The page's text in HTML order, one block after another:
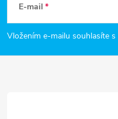
p
a
E-mail
Vložením e-mailu souhlasíte s